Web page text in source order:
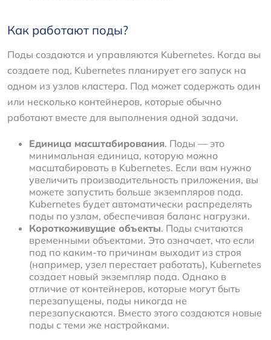
Как работают поды?
Поды создаются и управляются Kubernetes. Когда вы
создаете под, Kubernetes планирует его запуск на
одном из узлов кластера. Под может содержать один
или несколько контейнеров, которые обычно
работают вместе для выполнения одной задачи.
Единица масштабирования. Поды — это
минимальная единица, которую можно
масштабировать в Kubernetes. Если вам нужно
увеличить производительность приложения, вы
можете запустить больше экземпляров пода.
Kubernetes будет автоматически распределять
поды по узлам, обеспечивая баланс нагрузки.
Короткоживущие объекты. Поды считаются
временными объектами. Это означает, что если
под по каким-то причинам выходит из строя
(например, узел перестает работать), Kubernetes
создает новый экземпляр пода. Однако в
отличие от контейнеров, которые могут быть
перезапущены, поды никогда не
перезапускаются. Вместо этого создаются новые
поды с теми же настройками.